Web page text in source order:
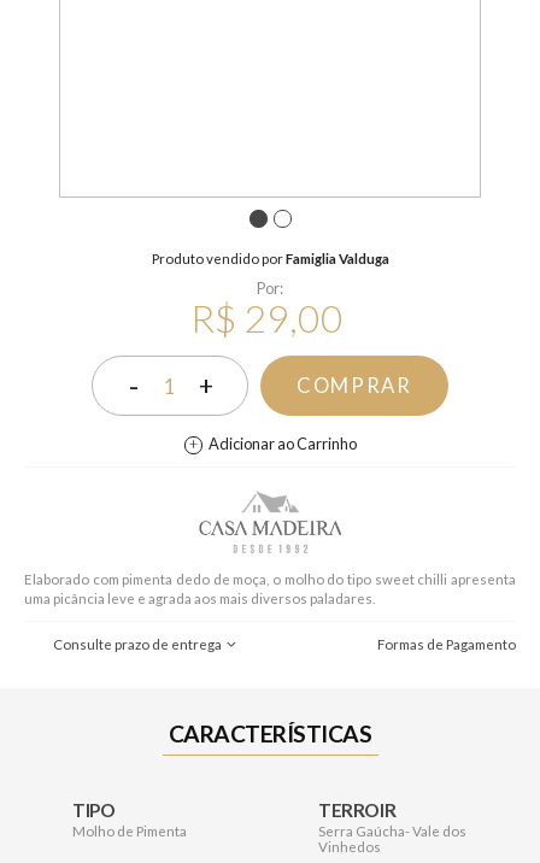
1 2
Produto vendido porFamiglia Valduga
Por:
R$ 29,00
- 1 + COMPRAR
Adicionar ao Carrinho
Elaborado com pimenta dedo de moça, o molho do tipo sweet chilli apresenta
uma picância leve e agrada aos mais diversos paladares.
Consulte prazo de entrega Formas de Pagamento
CARACTERÍSTICAS
TIPO
Molho de Pimenta
TERROIR
Serra Gaúcha- Vale dos
Vinhedos